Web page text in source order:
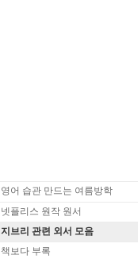
영어 습관 만드는 여름방학
넷플리스 원작 원서
지브리 관련 외서 모음
책보다 부록